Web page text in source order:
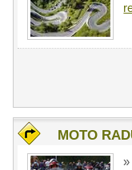
MOTO
»